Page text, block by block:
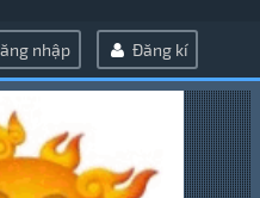
nhập Đăng kí